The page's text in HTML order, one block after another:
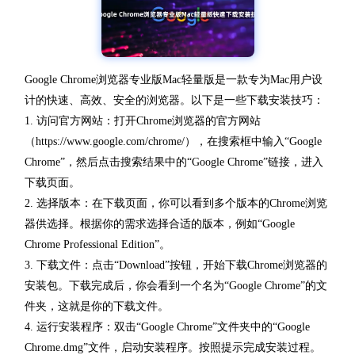
Google Chrome浏览器专业版Mac轻量版是一款专为Mac用户设
计的快速、高效、安全的浏览器。以下是一些下载安装技巧：
1. 访问官方网站：打开Chrome浏览器的官方网站
（https://www.google.com/chrome/），在搜索框中输入“Google
Chrome”，然后点击搜索结果中的“Google Chrome”链接，进入
下载页面。
2. 选择版本：在下载页面，你可以看到多个版本的Chrome浏览
器供选择。根据你的需求选择合适的版本，例如“Google
Chrome Professional Edition”。
3. 下载文件：点击“Download”按钮，开始下载Chrome浏览器的
安装包。下载完成后，你会看到一个名为“Google Chrome”的文
件夹，这就是你的下载文件。
4. 运行安装程序：双击“Google Chrome”文件夹中的“Google
Chrome.dmg”文件，启动安装程序。按照提示完成安装过程。